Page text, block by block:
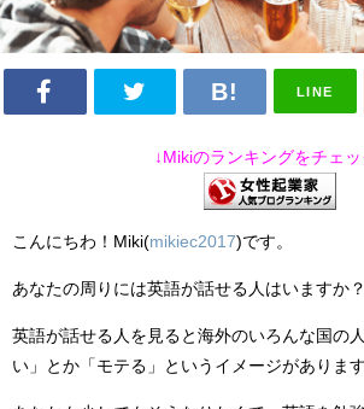
LINE
↓Mikiのランキングをチェッ
こんにちわ！Miki(mikiec2017)です。
あなたの周りには英語が話せる人はいますか？
英語が話せる人を見ると海外のいろんな国の
い」とか「モテる」というイメージがありま